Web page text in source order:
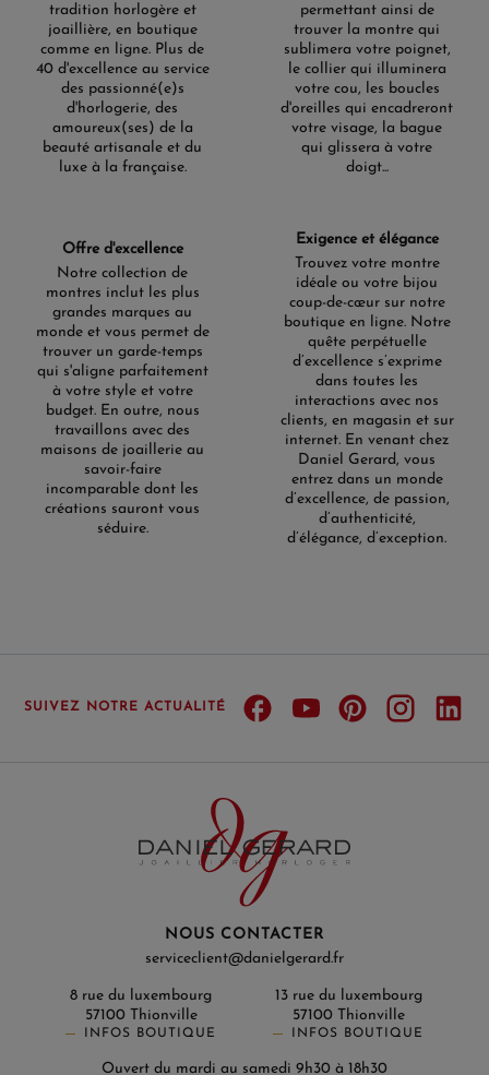
tradition horlogère et
joaillière, en boutique
comme en ligne. Plus de
40 d'excellence au service
des passionné(e)s
d'horlogerie, des
amoureux(ses) de la
beauté artisanale et du
luxe à la française.
permettant ainsi de
trouver la montre qui
sublimera votre poignet,
le collier qui illuminera
votre cou, les boucles
d'oreilles qui encadreront
votre visage, la bague
qui glissera à votre
doigt...
Offre d'excellence
Notre collection de
montres inclut les plus
grandes marques au
monde et vous permet de
trouver un garde-temps
qui s'aligne parfaitement
à votre style et votre
budget. En outre, nous
travaillons avec des
maisons de joaillerie au
savoir-faire
incomparable dont les
créations sauront vous
séduire.
Exigence et élégance
Trouvez votre montre
idéale ou votre bijou
coup-de-cœur sur notre
boutique en ligne. Notre
quête perpétuelle
d’excellence s’exprime
dans toutes les
interactions avec nos
clients, en magasin et sur
internet. En venant chez
Daniel Gerard, vous
entrez dans un monde
d’excellence, de passion,
d’authenticité,
d’élégance, d’exception.
SUIVEZ NOTRE ACTUALITÉ
NOUS CONTACTER
serviceclient@danielgerard.fr
8 rue du luxembourg
57100 Thionville
INFOS BOUTIQUE
13 rue du luxembourg
57100 Thionville
INFOS BOUTIQUE
Ouvert du mardi au samedi 9h30 à 18h30